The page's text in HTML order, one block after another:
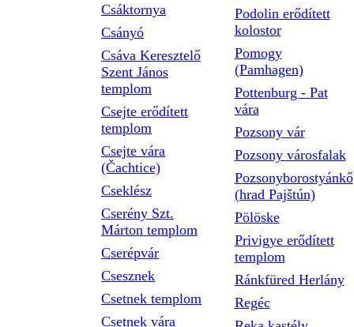
Csáktornya
Csányó
Csáva Keresztelő
Szent János
templom
Csejte erődített
templom
Csejte vára
(Čachtice)
Cseklész
Cserény Szt.
Márton templom
Cserépvár
Csesznek
Csetnek templom
Csetnek vára
Podolin erődített
kolostor
Pomogy
(Pamhagen)
Pottenburg - Pat
vára
Pozsony vár
Pozsony városfalak
Pozsonyborostyánkő
(hrad Pajštún)
Pölöske
Privigye erődített
templom
Ránkfüred Herlány
Regéc